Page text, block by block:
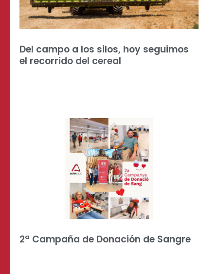
Del campo a los silos, hoy seguimos
el recorrido del cereal
2ª Campaña de Donación de Sangre